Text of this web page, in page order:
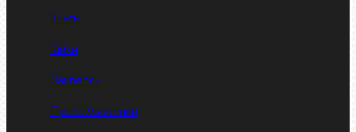
Винты
Гайки
Заклепки
Пресс-масленки